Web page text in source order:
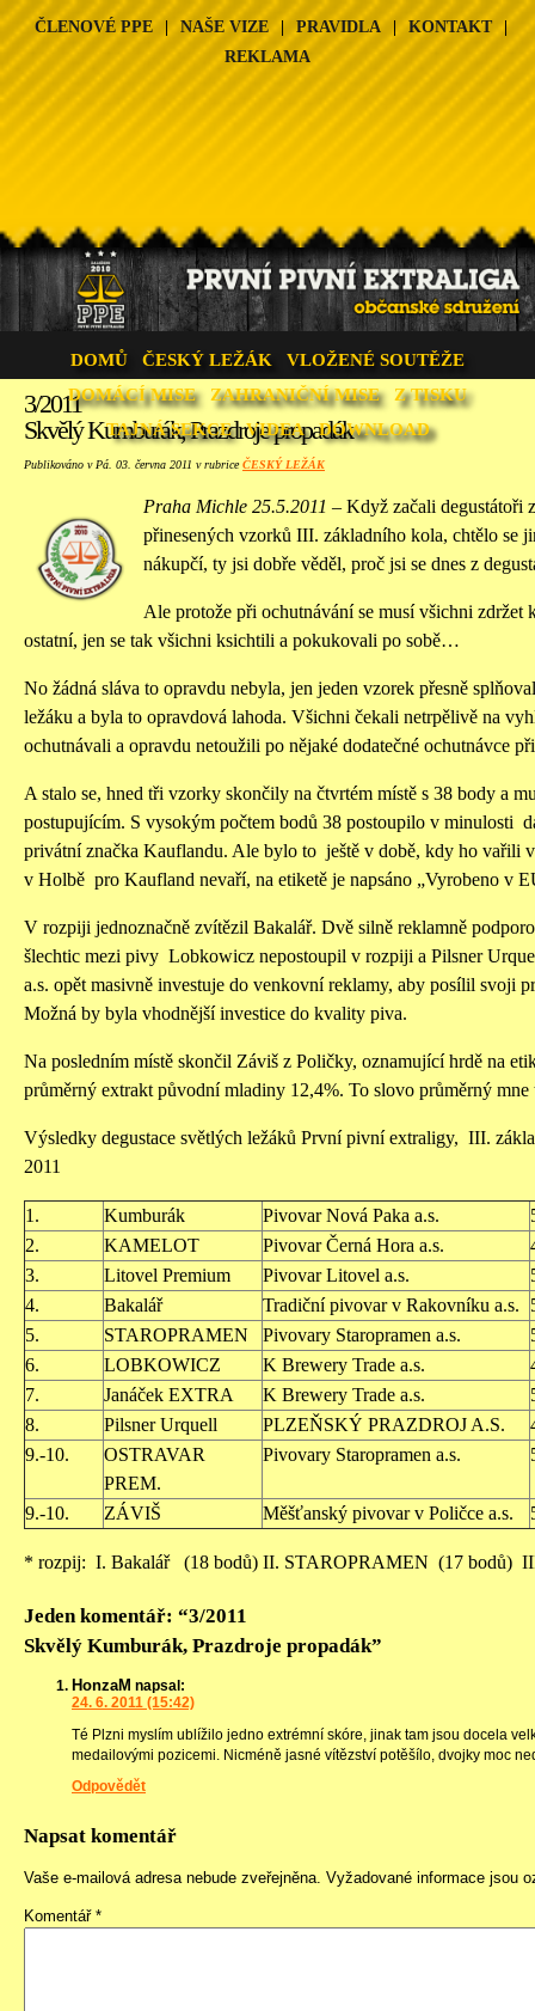
ČLENOVÉ PPE | NAŠE VIZE | PRAVIDLA | KONTAKT |
REKLAMA
DOMŮ ČESKÝ LEŽÁK
VLOŽENÉ SOUTĚŽE
DOMÁCÍ MISE
ZAHRANIČNÍ MISE
Z TISKU
TAJNÁ SEKCE
VIDEA DOWNLOAD
3/2011
Skvělý Kumburák, Prazdroje propadák
Publikováno v Pá. 03. června 2011 v rubriceČESKÝ LEŽÁK
Praha Michle 25.5.2011 – Když začali degustátoři
přinesených vzorků III. základního kola, chtělo se
nákupčí, ty jsi dobře věděl, proč jsi se dnes z
Ale protože při ochutnávání se musí všichni
ostatní, jen se tak všichni ksichtili a pokukovali po sobě…
No žádná sláva to opravdu nebyla, jen jeden vzorek přesně
ležáku a byla to opravdová lahoda. Všichni čekali netrpělivě na
ochutnávali a opravdu netoužili po nějaké dodatečné ochutnávce
A stalo se, hned tři vzorky skončily na čtvrtém místě s 38 body a
postupujícím. S vysokým počtem bodů 38 postoupilo v minulosti
privátní značka Kauflandu. Ale bylo to ještě v době, kdy ho vařili
v Holbě pro Kaufland nevaří, na etiketě je napsáno „Vyrobeno v
V rozpiji jednoznačně zvítězil Bakalář. Dvě silně reklamně
šlechtic mezi pivy Lobkowicz nepostoupil v rozpiji a Pilsner
a.s. opět masivně investuje do venkovní reklamy, aby posílil svoji
Možná by byla vhodnější investice do kvality piva.
Na posledním místě skončil Záviš z Poličky, oznamující hrdě na
průměrný extrakt původní mladiny 12,4%. To slovo průměrný mne
Výsledky degustace světlých ležáků První pivní extraligy, III.
2011
1. Kumburák Pivovar Nová Paka a.s.
2.
KAMELOT Pivovar Černá Hora a.s.
3.
Litovel Premium Pivovar Litovel a.s.
4.
Bakalář Tradiční pivovar v Rakovníku a.s.
5.
STAROPRAMEN Pivovary Staropramen a.s.
6.
LOBKOWICZ K Brewery Trade a.s.
7.
Janáček EXTRA K Brewery Trade a.s.
8.
Pilsner Urquell PLZEŇSKÝ PRAZDROJ A.S.
9.-10.
OSTRAVAR
PREM.
Pivovary Staropramen a.s.
9.-10. ZÁVIŠ Měšťanský pivovar v Poličce a.s.
* rozpij: I. Bakalář (18 bodů) II. STAROPRAMEN (17 bodů)
Jeden komentář: “3/2011
Skvělý Kumburák, Prazdroje propadák”
HonzaM napsal:
24. 6. 2011 (15:42)
Té Plzni myslím ublížilo jedno extrémní skóre, jinak tam jsou docela
medailovými pozicemi. Nicméně jasné vítězství potěšílo, dvojky moc
Odpovědět
Napsat komentář
Vaše e-mailová adresa nebude zveřejněna. Vyžadované informace jsou
Komentář *